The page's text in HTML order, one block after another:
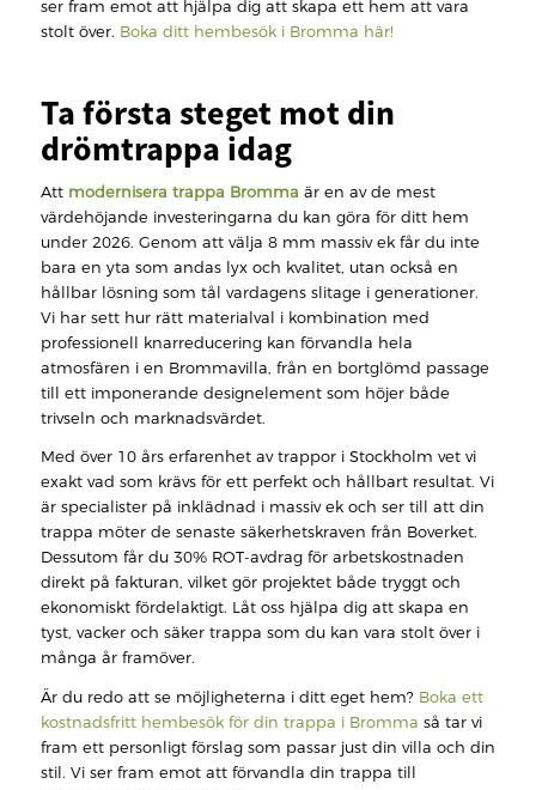
ser fram emot att hjälpa dig att skapa ett hem att vara
stolt över. Boka ditt hembesök i Bromma här!
Ta första steget mot din
drömtrappa idag
Att modernisera trappa Bromma är en av de mest
värdehöjande investeringarna du kan göra för ditt hem
under 2026. Genom att välja 8 mm massiv ek får du inte
bara en yta som andas lyx och kvalitet, utan också en
hållbar lösning som tål vardagens slitage i generationer.
Vi har sett hur rätt materialval i kombination med
professionell knarreducering kan förvandla hela
atmosfären i en Brommavilla, från en bortglömd passage
till ett imponerande designelement som höjer både
trivseln och marknadsvärdet.
Med över 10 års erfarenhet av trappor i Stockholm vet vi
exakt vad som krävs för ett perfekt och hållbart resultat. Vi
är specialister på inklädnad i massiv ek och ser till att din
trappa möter de senaste säkerhetskraven från Boverket.
Dessutom får du 30% ROT-avdrag för arbetskostnaden
direkt på fakturan, vilket gör projektet både tryggt och
ekonomiskt fördelaktigt. Låt oss hjälpa dig att skapa en
tyst, vacker och säker trappa som du kan vara stolt över i
många år framöver.
Är du redo att se möjligheterna i ditt eget hem? Boka ett
kostnadsfritt hembesök för din trappa i Bromma så tar vi
fram ett personligt förslag som passar just din villa och din
stil. Vi ser fram emot att förvandla din trappa till